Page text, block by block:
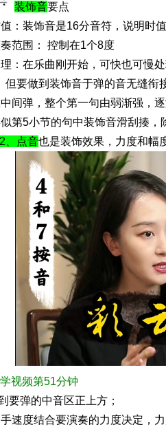
装饰音要点
装饰音是16分音符，说明时
围： 控制在1个8度
在乐曲刚开始，可快也可慢处
但要做到装饰音于弹的音无缝
弹，整个第一句由弱渐强，逐
5小节的句中装饰音滑刮揍，
2、点音也是装饰效果，力度和幅
视频第51分钟
弹的中音区正上方；
度结合要演奏的力度决定，力